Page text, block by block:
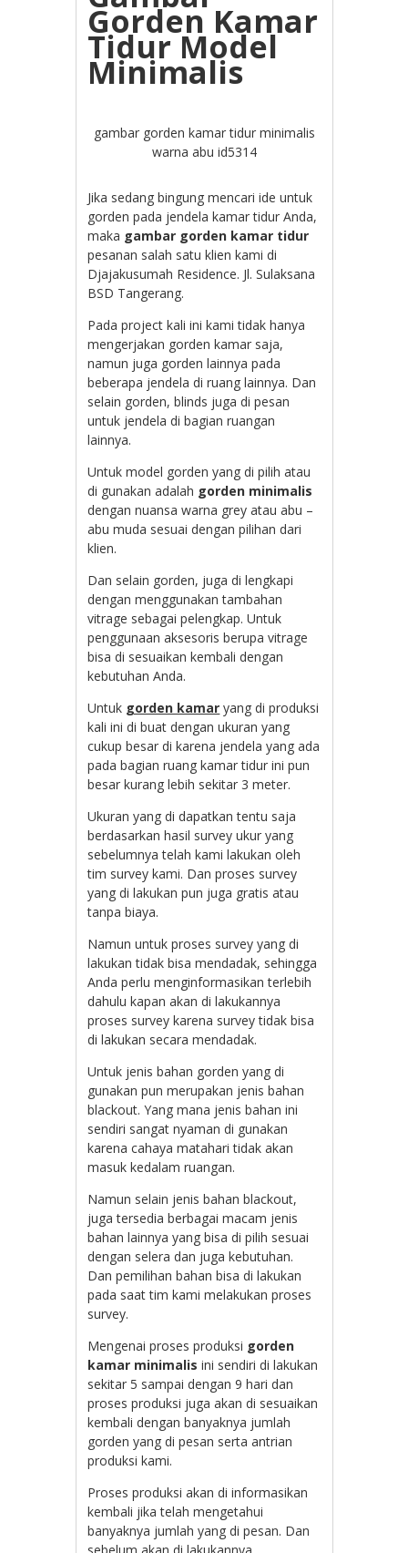
Gorden Kamar
Tidur Model
Minimalis
gambar gorden kamar tidur minimalis
warna abu id5314
Jika sedang bingung mencari ide untuk
gorden pada jendela kamar tidur Anda,
maka gambar gorden kamar tidur
pesanan salah satu klien kami di
Djajakusumah Residence. Jl. Sulaksana
BSD Tangerang.
Pada project kali ini kami tidak hanya
mengerjakan gorden kamar saja,
namun juga gorden lainnya pada
beberapa jendela di ruang lainnya. Dan
selain gorden, blinds juga di pesan
untuk jendela di bagian ruangan
lainnya.
Untuk model gorden yang di pilih atau
di gunakan adalah gorden minimalis
dengan nuansa warna grey atau abu –
abu muda sesuai dengan pilihan dari
klien.
Dan selain gorden, juga di lengkapi
dengan menggunakan tambahan
vitrage sebagai pelengkap. Untuk
penggunaan aksesoris berupa vitrage
bisa di sesuaikan kembali dengan
kebutuhan Anda.
Untuk gorden kamar yang di produksi
kali ini di buat dengan ukuran yang
cukup besar di karena jendela yang ada
pada bagian ruang kamar tidur ini pun
besar kurang lebih sekitar 3 meter.
Ukuran yang di dapatkan tentu saja
berdasarkan hasil survey ukur yang
sebelumnya telah kami lakukan oleh
tim survey kami. Dan proses survey
yang di lakukan pun juga gratis atau
tanpa biaya.
Namun untuk proses survey yang di
lakukan tidak bisa mendadak, sehingga
Anda perlu menginformasikan terlebih
dahulu kapan akan di lakukannya
proses survey karena survey tidak bisa
di lakukan secara mendadak.
Untuk jenis bahan gorden yang di
gunakan pun merupakan jenis bahan
blackout. Yang mana jenis bahan ini
sendiri sangat nyaman di gunakan
karena cahaya matahari tidak akan
masuk kedalam ruangan.
Namun selain jenis bahan blackout,
juga tersedia berbagai macam jenis
bahan lainnya yang bisa di pilih sesuai
dengan selera dan juga kebutuhan.
Dan pemilihan bahan bisa di lakukan
pada saat tim kami melakukan proses
survey.
Mengenai proses produksi gorden
kamar minimalis ini sendiri di lakukan
sekitar 5 sampai dengan 9 hari dan
proses produksi juga akan di sesuaikan
kembali dengan banyaknya jumlah
gorden yang di pesan serta antrian
produksi kami.
Proses produksi akan di informasikan
kembali jika telah mengetahui
banyaknya jumlah yang di pesan. Dan